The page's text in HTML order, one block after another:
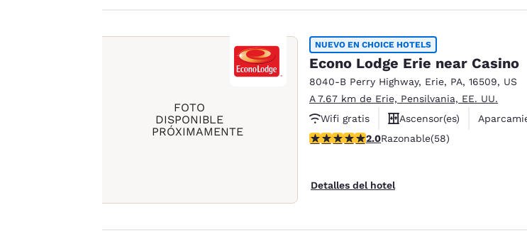
FOTO
DISPONIBLE
PRÓXIMAMENTE
NUEVO EN CHOICE HOTELS
Econo Lodge Erie near Casino
8040-B Perry Highway, Erie, PA, 16509, US
A 7.67 km de Erie, Pensilvania, EE. UU.
Wifi gratis
Ascensor(es)
Calificación de 2 estrellas. Razonable. 58
2.0Razonable(58)
Detalles del hotel